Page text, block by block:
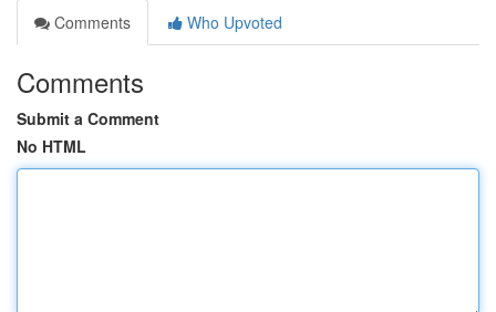
Comments
Who Upvoted
Comments
Submit a Comment
No HTML